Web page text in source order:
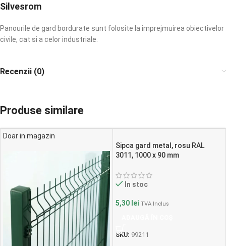
Silvesrom
Panourile de gard bordurate sunt folosite la imprejmuirea obiectivelor
civile, cat si a celor industriale.
Recenzii (0)
Produse similare
Doar in magazin
Sipca gard metal, rosu RAL
3011, 1000 x 90 mm
In stoc
5,30 lei TVA Inclus
SKU: 99211